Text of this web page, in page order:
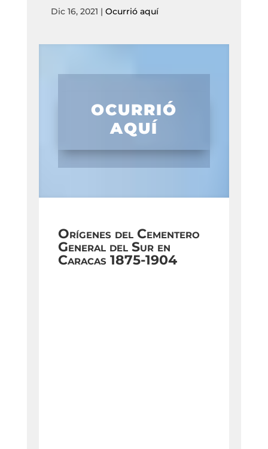
Dic 16, 2021 | Ocurrió aquí
OCURRIÓ
AQUÍ
Orígenes del Cementero
General del Sur en
Caracas 1875-1904